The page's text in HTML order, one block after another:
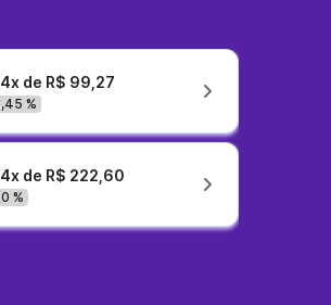
de R$ 99,27
%
de R$ 222,60
%